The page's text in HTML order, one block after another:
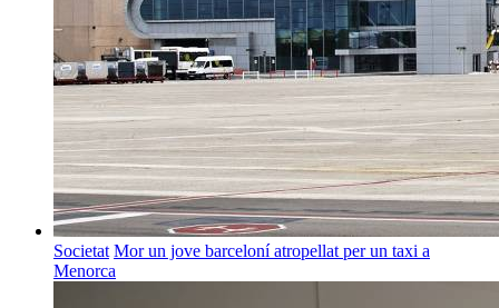
Societat Mor un jove barceloní atropellat per un taxi a
Menorca